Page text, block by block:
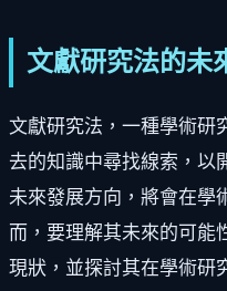
文獻研究法的未
文獻研究法，一種學術研
去的知識中尋找線索，以
未來發展方向，將會在學
而，要理解其未來的可能
現狀，並探討其在學術研